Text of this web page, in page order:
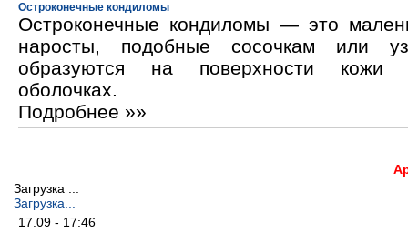
Остроконечные кондиломы
Остроконечные кондиломы — это
наросты, подобные сосочкам или
образуются на поверхности кожи
оболочках.
Подробнее »»
Загрузка ...
Загрузка...
17.09 - 17:46